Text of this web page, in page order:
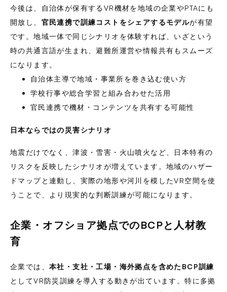
今後は、自治体が保有するVR機材を地域の企業やPTAにも
開放し、 官民連携で訓練コストをシェアするモデルが有望
です。地域一体で同じシナリオを体験すれば、いざという
時の共通言語が生まれ、避難所運営や情報共有もスムーズ
になります。
自治体主導で地域・事業所を巻き込む使い方
学校行事や総合学習と組み合わせた活用
官民連携で機材・コンテンツを共有する可能性
日本ならではの災害シナリオ
地震だけでなく、津波・雪害・火山噴火など、日本特有の
リスクを反映したシナリオが増えています。地域のハザー
ドマップと連動し、実際の地形や河川を模したVR空間を使
うことで、より現実的な判断訓練が可能になります。
企業・オフショア拠点でのBCPと人材教
育
企業では、 本社・支社・工場・海外拠点を含めたBCP訓練
としてVR防災訓練を導入する動きが出ています。特に多拠